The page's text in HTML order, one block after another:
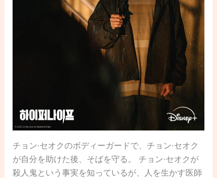
チョン·セオクのボディーガードで、チョン·セオク
が自分を助けた後、そばを守る。 チョン·セオクが
殺人鬼という事実を知っているが、人を生かす医師